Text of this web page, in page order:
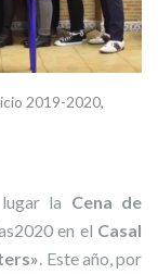
2019-2020,
la Cena de
en el Casal
. Este año, por